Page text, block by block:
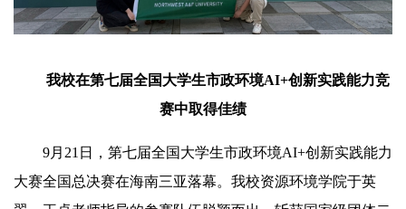
我校在第七届全国大学生市政环境AI+创新实践能力竞
赛中取得佳绩
9月21日，第七届全国大学生市政环境AI+创新实践能力
大赛全国总决赛在海南三亚落幕。我校资源环境学院于英